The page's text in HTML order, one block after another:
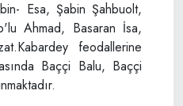
Esa, Şabin Şahbuolt,
Ahmad, Basaran İsa,
feodallerine
Baççi Balu, Baççi